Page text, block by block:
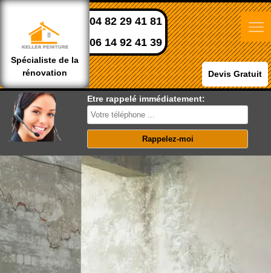
Spécialiste de la
rénovation
04 82 29 41 81
06 14 92 41 39
Devis Gratuit
Etre rappelé immédiatement: